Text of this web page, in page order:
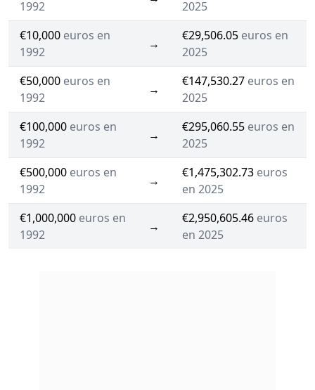
1992
2025
€10,000 euros en
1992
→
€29,506.05 euros en
2025
€50,000 euros en
1992
→
€147,530.27 euros en
2025
€100,000 euros en
1992
→
€295,060.55 euros en
2025
€500,000 euros en
1992
→
€1,475,302.73 euros
en 2025
€1,000,000 euros en
1992
→
€2,950,605.46 euros
en 2025